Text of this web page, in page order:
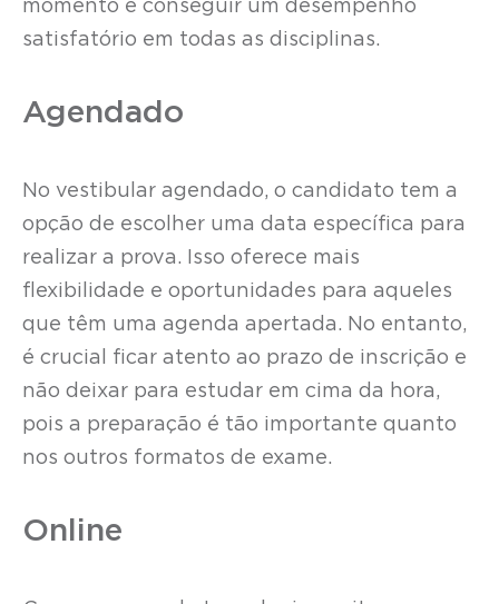
momento e conseguir um desempenho
satisfatório em todas as disciplinas.
Agendado
No vestibular agendado, o candidato tem a
opção de escolher uma data específica para
realizar a prova. Isso oferece mais
flexibilidade e oportunidades para aqueles
que têm uma agenda apertada. No entanto,
é crucial ficar atento ao prazo de inscrição e
não deixar para estudar em cima da hora,
pois a preparação é tão importante quanto
nos outros formatos de exame.
Online